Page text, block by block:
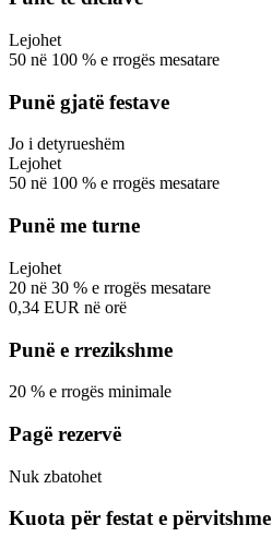
Lejohet
50 në 100 % e rrogës mesatare
Punë gjatë festave
Jo i detyrueshëm
Lejohet
50 në 100 % e rrogës mesatare
Punë me turne
Lejohet
20 në 30 % e rrogës mesatare
0,34 EUR në orë
Punë e rrezikshme
20 % e rrogës minimale
Pagë rezervë
Nuk zbatohet
Kuota për festat e përvitshme